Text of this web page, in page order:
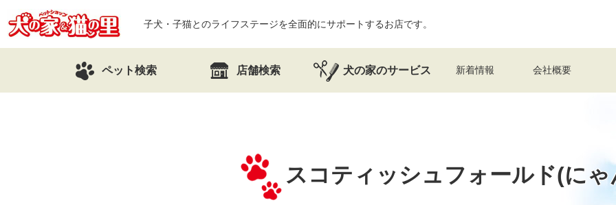
子犬・子猫とのライフステージを全面的にサポートするお店です。
ペット検索 店舗検索 犬の家のサービス 新着情報 会社概要
スコティッシュフォールド(にゃ